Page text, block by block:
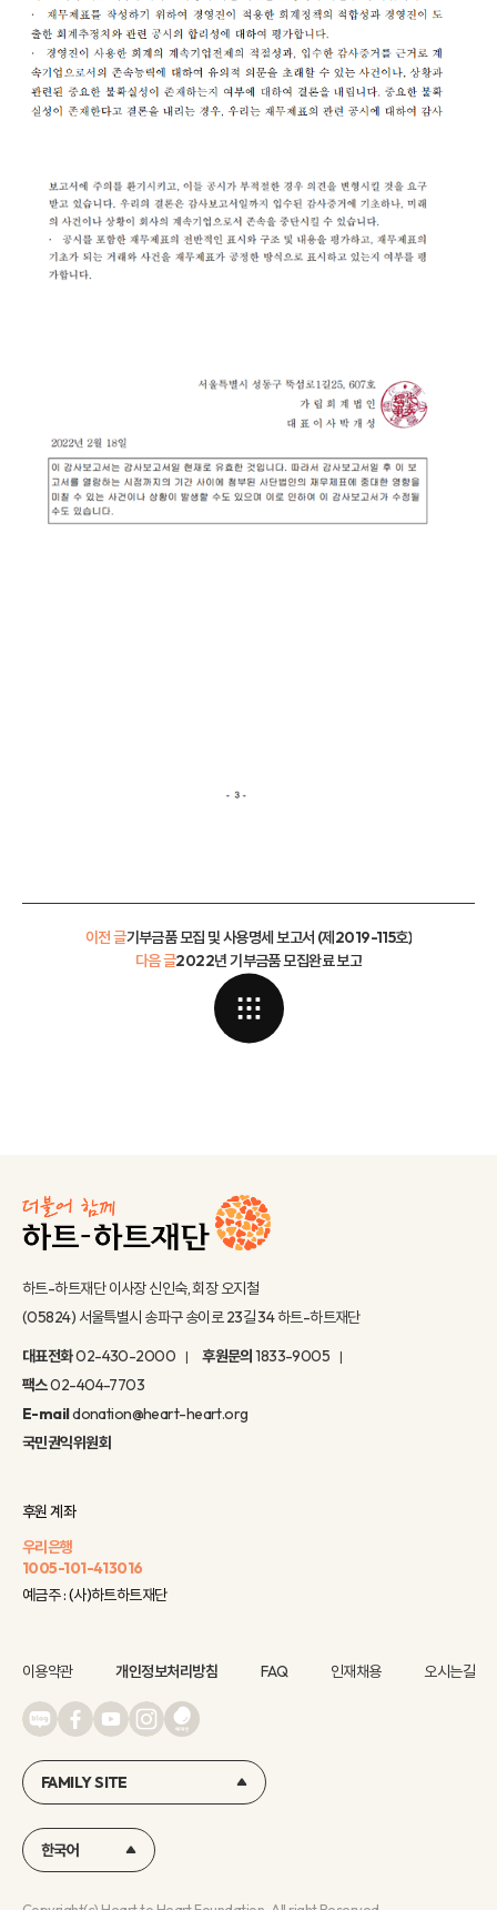
이전 글기부금품 모집 및 사용명세 보고서 (제2019-115호)
2022년 기부금품 모집완료 보고
다음 글
하트-하트재단 이사장 신인숙, 회장 오지철
(05824) 서울특별시 송파구 송이로 23길 34 하트-하트재단
대표전화02-430-2000 후원문의 1833-9005
팩스02-404-7703
E-maildonation@heart-heart.org
국민권익위원회
후원 계좌
우리은행
1005-101-413016
예금주 : (사)하트하트재단
이용약관 개인정보처리방침 FAQ 인재채용 오시는길
FAMILY SITE
한국어